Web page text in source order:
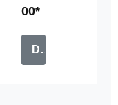
g
00*
Details